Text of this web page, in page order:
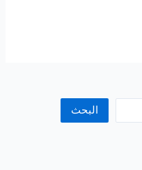
البحث